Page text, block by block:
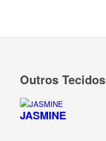
Outros Tecidos
JASMINE